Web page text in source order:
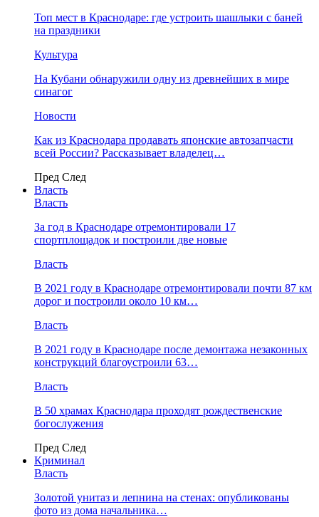
Топ мест в Краснодаре: где устроить шашлыки с баней
на праздники
Культура
На Кубани обнаружили одну из древнейших в мире
синагог
Новости
Как из Краснодара продавать японские автозапчасти
всей России? Рассказывает владелец…
Пред След
Власть
Власть
За год в Краснодаре отремонтировали 17
спортплощадок и построили две новые
Власть
В 2021 году в Краснодаре отремонтировали почти 87 км
дорог и построили около 10 км…
Власть
В 2021 году в Краснодаре после демонтажа незаконных
конструкций благоустроили 63…
Власть
В 50 храмах Краснодара проходят рождественские
богослужения
Пред След
Криминал
Власть
​Золотой унитаз и лепнина на стенах: опубликованы
фото из дома начальника…